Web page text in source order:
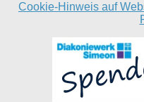
Cookie-Hinweis auf